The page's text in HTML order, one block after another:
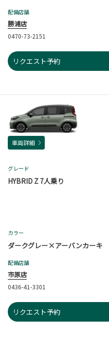
配備店舗
勝浦店
0470-73-2151
リクエスト予約
車両詳細
グレード
HYBRID Z 7人乗り
カラー
ダークグレー×アーバンカーキ
配備店舗
市原店
0436-41-3301
リクエスト予約